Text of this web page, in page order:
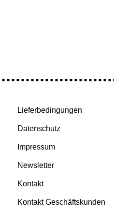
Lieferbedingungen
Datenschutz
Impressum
Newsletter
Kontakt
Kontakt Geschäftskunden